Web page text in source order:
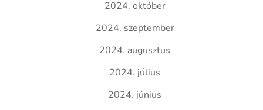
2024. október
2024. szeptember
2024. augusztus
2024. július
2024. június